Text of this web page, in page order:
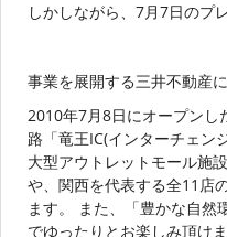
しかしながら、7月7日のプ
事業を展開する三井不動産
2010年7月8日にオープンし
路「竜王IC(インターチェン
大型アウトレットモール施
や、関西を代表する全11店
ます。 また、「豊かな自然
でゆったりとお楽しみ頂けま